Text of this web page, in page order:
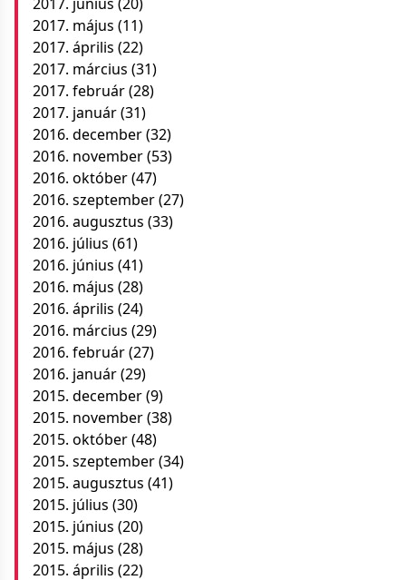
2017. május (11)
2017. április (22)
2017. március (31)
2017. február(28)
2017. január(31)
2016. december(32)
2016. november(53)
2016. október(47)
2016. szeptember(27)
2016. augusztus (33)
2016. július (61)
2016. június (41)
2016. május (28)
2016. április (24)
2016. március (29)
2016. február(27)
2016. január(29)
2015. december(9)
2015. november(38)
2015. október(48)
2015. szeptember(34)
2015. augusztus (41)
2015. július (30)
2015. június (20)
2015. május (28)
2015. április (22)